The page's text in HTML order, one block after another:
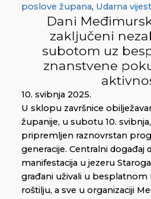
poslove župana, Udarna vijest
Dani
zaključeni
subotom uz
znanstvene
10. svibnja 2025.
U sklopu završnice
županije, u subotu 10.
pripremljen raznovrstan
generacije. Centralni događaj
manifestacija u jezeru
građani uživali u besplatnom
roštilju, a sve u organizaciji